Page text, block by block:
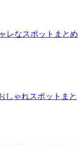
レなスポットまとめ
しゃれスポットまと